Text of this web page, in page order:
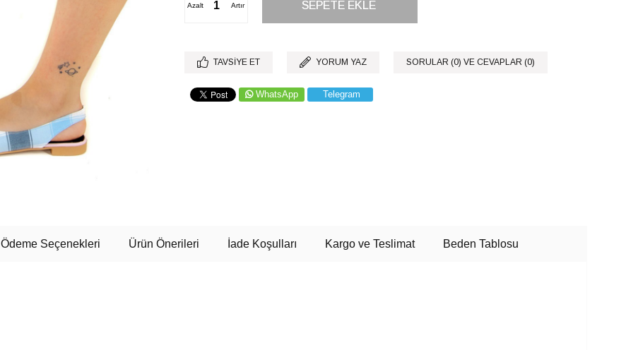
Artır
Azalt
TAVSIYE ET YORUM YAZ SORULAR (0) VE CEVAPLAR (0)
WhatsApp Telegram
Ödeme Seçenekleri Ürün Önerileri İade Koşulları Kargo ve Teslimat Beden Tablosu